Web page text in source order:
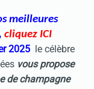
meilleures
cliquez ICI
2025
le célèbre
vous propose
de champagne